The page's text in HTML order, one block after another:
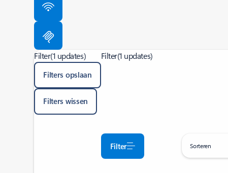
Filter(1 updates)
Filters opslaan
Filters wissen
Filter(1 updates)
Filter Sorteren